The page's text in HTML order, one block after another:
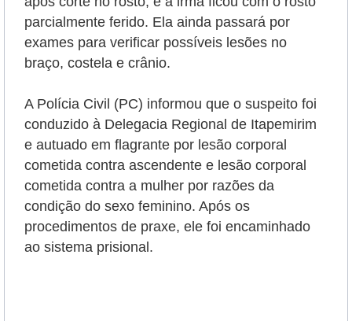
parcialmente ferido. Ela ainda passará por
exames para verificar possíveis lesões no
braço, costela e crânio.
A Polícia Civil (PC) informou que o suspeito foi
conduzido à Delegacia Regional de Itapemirim
e autuado em flagrante por lesão corporal
cometida contra ascendente e lesão corporal
cometida contra a mulher por razões da
condição do sexo feminino. Após os
procedimentos de praxe, ele foi encaminhado
ao sistema prisional.